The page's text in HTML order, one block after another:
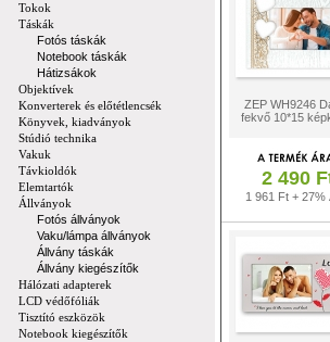
Tokok
Táskák
Fotós táskák
Notebook táskák
Hátizsákok
Objektívek
Konverterek és előtétlencsék
Könyvek, kiadványok
Stúdió technika
Vakuk
Távkioldók
Elemtartók
Állványok
Fotós állványok
Vaku/lámpa állványok
Állvány táskák
Állvány kiegészítők
Hálózati adapterek
LCD védőfóliák
Tisztító eszközök
Notebook kiegészítők
ZEP WH9246
fekvő 10*15
2 490
1 961 Ft + 27%